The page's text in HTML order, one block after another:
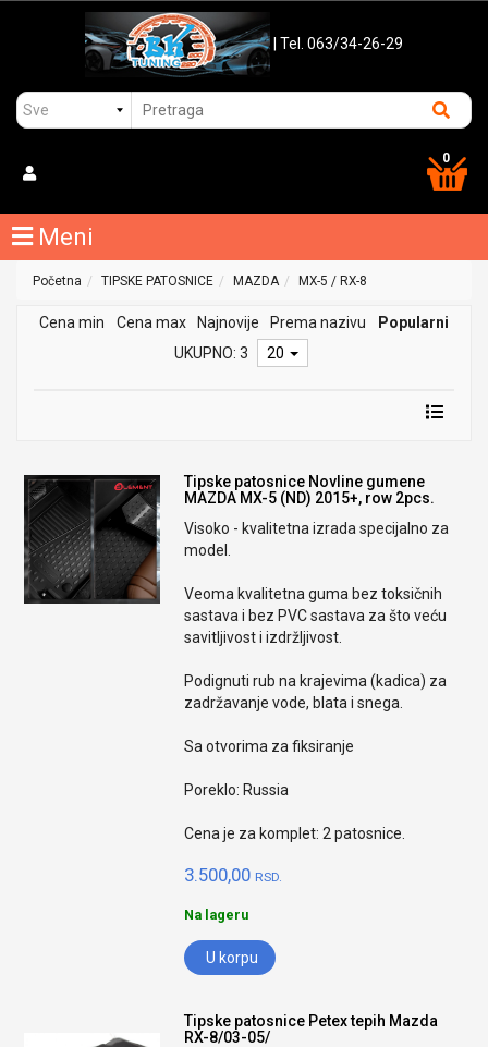
| Tel. 063/34-26-29
0
Meni
Početna TIPSKE PATOSNICE MAZDA MX-5 / RX-8
Cena min Cena max Najnovije Prema nazivu
Popularni
UKUPNO: 3
20
Tipske patosnice Novline gumene
MAZDA MX-5 (ND) 2015+, row 2pcs.
Visoko - kvalitetna izrada specijalno za
model.
Veoma kvalitetna guma bez toksičnih
sastava i bez PVC sastava za što veću
savitljivost i izdržljivost.
Podignuti rub na krajevima (kadica) za
zadržavanje vode, blata i snega.
Sa otvorima za fiksiranje
Poreklo: Russia
Cena je za komplet: 2 patosnice.
3.500,00 RSD.
Na lageru
U korpu
Tipske patosnice Petex tepih Mazda
RX-8/03-05/